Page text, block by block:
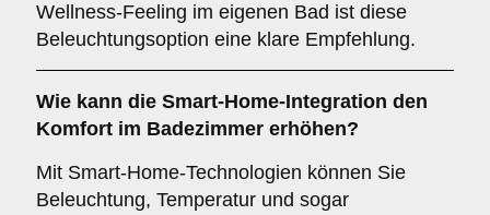
Wellness-Feeling im eigenen Bad ist diese
Beleuchtungsoption eine klare Empfehlung.
Wie kann die Smart-Home-Integration den
Komfort im Badezimmer erhöhen?
Mit Smart-Home-Technologien können Sie
Beleuchtung, Temperatur und sogar